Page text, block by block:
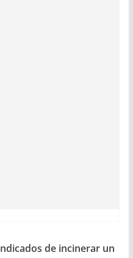
de incinerar un